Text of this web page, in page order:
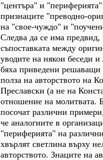
"центъра" и "периферията"
признаците "преводно-
на "свое-чуждо" и
Следва да се има предвид,
съпоставката между
уводите на някои беседи и
бяха приведени решаващи
полза на авторството на
Преславски (а не на
отношение на молитвата.
посочат различни
че аналогиите в
"периферията" на
хвърлят светлина върху
авторството. Знаците на